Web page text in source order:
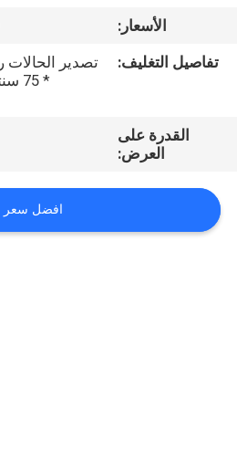
المعمل
بنا
الأسعار:
تفاصيل التغليف:
القدرة على
العرض:
افضل سعر